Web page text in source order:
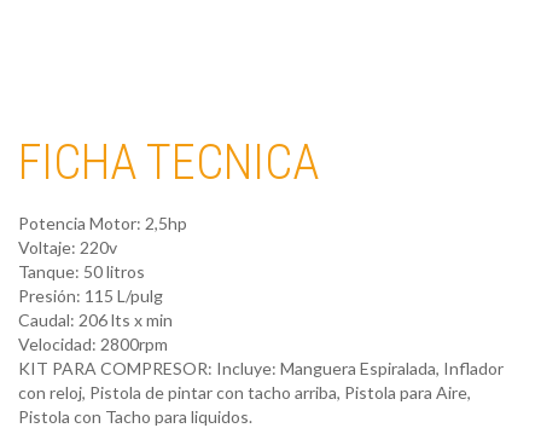
FICHA TECNICA
Potencia Motor: 2,5hp
Voltaje: 220v
Tanque: 50 litros
Presión: 115 L/pulg
Caudal: 206 lts x min
Velocidad: 2800rpm
KIT PARA COMPRESOR: Incluye: Manguera Espiralada, Inflador
con reloj, Pistola de pintar con tacho arriba, Pistola para Aire,
Pistola con Tacho para liquidos.